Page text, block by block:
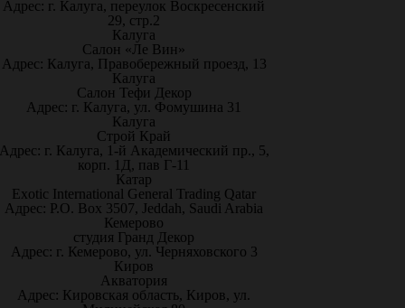
Адрес: г. Калуга, переулок Воскресенский
29, стр.2
Калуга
Салон «Ле Вин»
Адрес: Калуга, Правобережный проезд, 13
Калуга
Салон Тефи Декор
Адрес: г. Калуга, ул. Фомушина 31
Калуга
Строй Край
г. Калуга, 1-й Академический пр., 5,
корп. 1Д, пав Г-11
Катар
Exotic International General Trading Qatar
Адрес: P.O. Box 3507, Jeddah, Saudi Arabia
Кемерово
студия Гранд Декор
Адрес: г. Кемерово, ул. Черняховского 3
Киров
Акватория
Адрес: Кировская область, Киров, ул.